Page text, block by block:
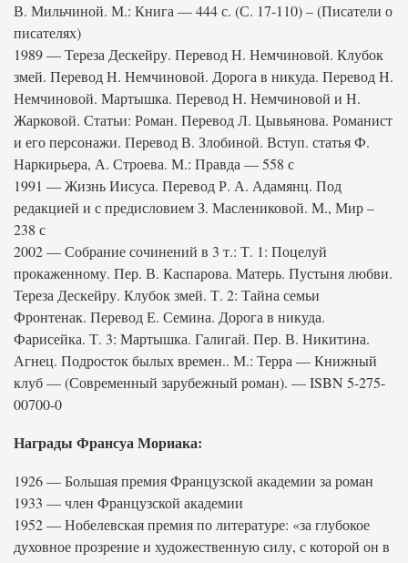
В. Мильчиной. М.: Книга — 444 с. (С. 17-110) – (Писатели о
писателях)
1989 — Тереза Дескейру. Перевод Н. Немчиновой. Клубок
змей. Перевод Н. Немчиновой. Дорога в никуда. Перевод Н.
Немчиновой. Мартышка. Перевод Н. Немчиновой и Н.
Жарковой. Статьи: Роман. Перевод Л. Цывьянова. Романист
и его персонажи. Перевод В. Злобиной. Вступ. статья Ф.
Наркирьера, А. Строева. М.: Правда — 558 с
1991 — Жизнь Иисуса. Перевод Р. А. Адамянц. Под
редакцией и с предисловием З. Маслениковой. М., Мир –
238 с
2002 — Собрание сочинений в 3 т.: Т. 1: Поцелуй
прокаженному. Пер. В. Каспарова. Матерь. Пустыня любви.
Тереза Дескейру. Клубок змей. Т. 2: Тайна семьи
Фронтенак. Перевод Е. Семина. Дорога в никуда.
Фарисейка. Т. 3: Мартышка. Галигай. Пер. В. Никитина.
Агнец. Подросток былых времен.. М.: Терра — Книжный
клуб — (Современный зарубежный роман). — ISBN 5-275-
00700-0
Награды Франсуа Мориака:
1926 — Большая премия Французской академии за роман
1933 — член Французской академии
1952 — Нобелевская премия по литературе: «за глубокое
духовное прозрение и художественную силу, с которой он в